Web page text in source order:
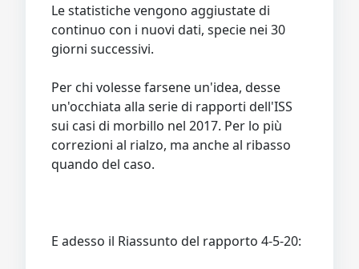
Le statistiche vengono aggiustate di
continuo con i nuovi dati, specie nei 30
giorni successivi.
Per chi volesse farsene un'idea, desse
un'occhiata alla serie di rapporti dell'ISS
sui casi di morbillo nel 2017. Per lo più
correzioni al rialzo, ma anche al ribasso
quando del caso.
E adesso il Riassunto del rapporto 4-5-20: